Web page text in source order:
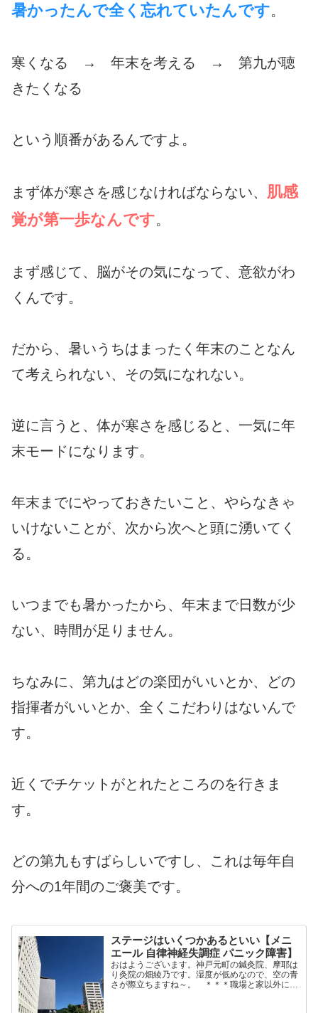
暑かったんで全く忘れていたんです。
寒くなる → 年末を考える → 第九が聴
きたくなる
という順番があるんですよ。
まず体が寒さを感じなければならない、 肌感
覚が第一歩なんです。
まず感じて、脳がその気になって、意欲がわ
くんです。
だから、暑いうちはまったく年末のことなん
て考えられない、その気になれない。
逆に言うと、体が寒さを感じると、一気に年
末モードになります。
年末までにやっておきたいこと、やらなきゃ
いけないことが、次から次へと頭に湧いてく
る。
いつまでも暑かったから、年末まで日数が少
ない、時間が足りません。
ちなみに、第九はどの楽団がいいとか、どの
指揮者がいいとか、全くこだわりはないんで
す。
近くでチケットがとれたところのを行きま
す。
どの第九もすばらしいですし、これは毎年自
分への1年間のご褒美です。
ステージはいくつかあるといい【メニ
エール 自律神経失調症 パニック障害】
おはようございます。神戸元町の鍼灸院、摩耶は
り灸院の畑綾乃です。湿度が低めなので、空の青
さが際立ちますね～。 ＊＊＊職場と家以外に、